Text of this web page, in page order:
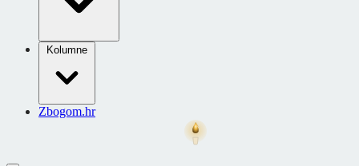
Kolumne
Zbogom.hr